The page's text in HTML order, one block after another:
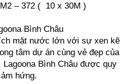
– 372 (  10 x 30M )
Bình Châu
mặt nước lớn với sự xen kẽ
tâm dự án cùng vẻ đẹp của
Lagoona Bình Châu được quy
hứng.